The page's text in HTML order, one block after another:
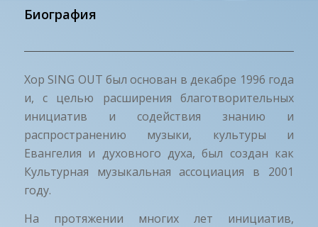
Биография
Хор SING OUT был основан в декабре 1996 года
и, с целью расширения благотворительных
инициатив и содействия знанию и
распространению музыки, культуры и
Евангелия и духовного духа, был создан как
Культурная музыкальная ассоциация в 2001
году.
На протяжении многих лет инициатив,